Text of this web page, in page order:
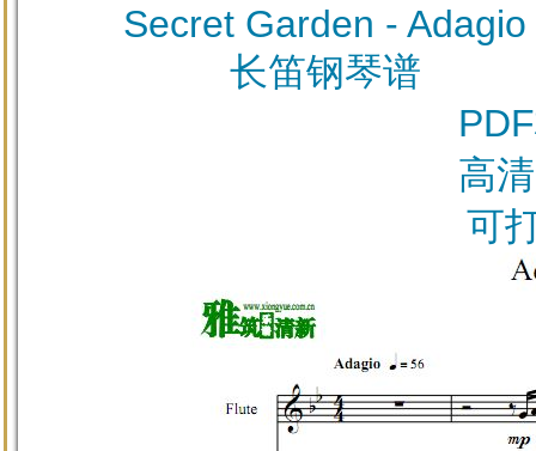
Secret Garden - Adagio
长笛钢琴谱
高
可